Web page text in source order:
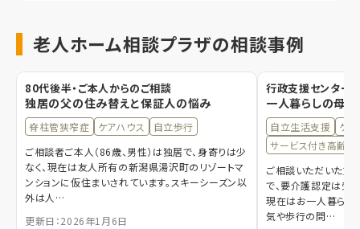
老人ホーム相談プラザの相談事例
80代後半・ご本人からのご相談
独居の父の住み替えと保証人の悩み
脊柱管狭窄症 ケアハウス
自立歩行
ご相談者ご本人（86歳、男性）は独居で、身寄りは少
なく、現在は友人所有の新潟県湯沢町のリゾートマ
ンションに仮住まいされています。スキーシーズン以
外は人…
更新日：2026年1月6日
行政支援センター
一人暮らしの母
自立生活支援
ケ
サービス付き高齢
ご相談いただいた方
で、要介護認定は受
現在はお一人暮らし
気や歩行の問…